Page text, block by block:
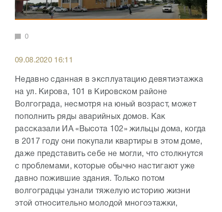
0
09.08.2020 16:11
Недавно сданная в эксплуатацию девятиэтажка
на ул. Кирова, 101 в Кировском районе
Волгограда, несмотря на юный возраст, может
пополнить ряды аварийных домов. Как
рассказали ИА «Высота 102» жильцы дома, когда
в 2017 году они покупали квартиры в этом доме,
даже представить себе не могли, что столкнутся
с проблемами, которые обычно настигают уже
давно пожившие здания. Только потом
волгоградцы узнали тяжелую историю жизни
этой относительно молодой многоэтажки,